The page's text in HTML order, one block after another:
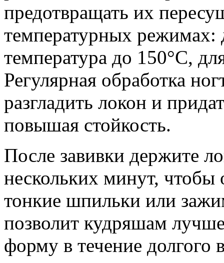
предотвращать их
температурных режимах:
температура до 150°С,
Регулярная обработка
разгладить локон и
повышая стойкость.
После завивки держите
нескольких минут, чтобы
тонкие шпильки или
позволит кудряшам
форму в течение долгого